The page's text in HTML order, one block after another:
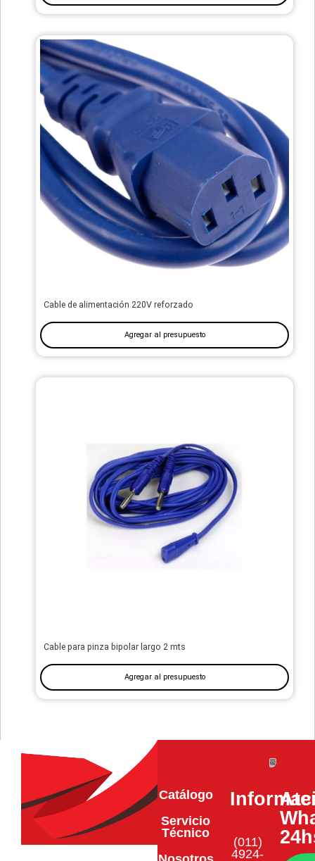
Cable de alimentación 220V reforzado
Agregar al presupuesto
Cable para pinza bipolar largo 2 mts
Agregar al presupuesto
Catálogo
Servicio
Técnico
(011)
4924-